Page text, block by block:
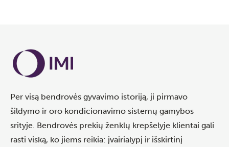
Per visą bendrovės gyvavimo istoriją, ji pirmavo
šildymo ir oro kondicionavimo sistemų gamybos
srityje. Bendrovės prekių ženklų krepšelyje klientai gali
rasti viską, ko jiems reikia: įvairialypį ir išskirtinį